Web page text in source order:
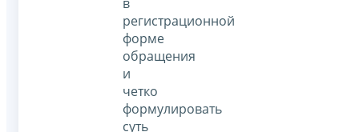
регистрационной
форме
обращения
и
четко
формулировать
суть